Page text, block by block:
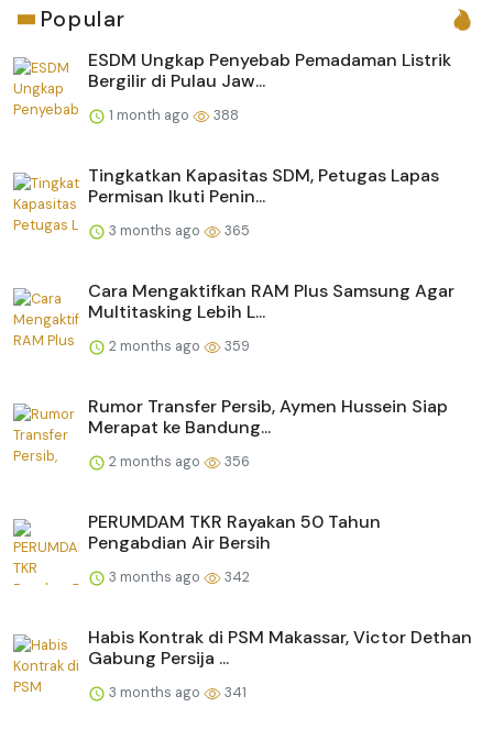
Popular
ESDM Ungkap Penyebab Pemadaman Listrik
Bergilir di Pulau Jaw...
1 month ago 388
Tingkatkan Kapasitas SDM, Petugas Lapas
Permisan Ikuti Penin...
3 months ago 365
Cara Mengaktifkan RAM Plus Samsung Agar
Multitasking Lebih L...
2 months ago 359
Rumor Transfer Persib, Aymen Hussein Siap
Merapat ke Bandung...
2 months ago 356
PERUMDAM TKR Rayakan 50 Tahun
Pengabdian Air Bersih
3 months ago 342
Habis Kontrak di PSM Makassar, Victor Dethan
Gabung Persija ...
3 months ago 341